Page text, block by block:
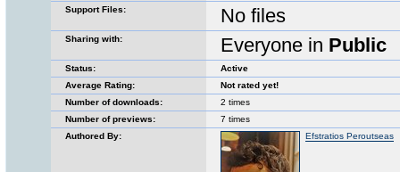
Support Files: No files
Sharing with: Everyone in Public
Status:
Active
Average Rating:
Not rated yet!
Number of downloads:
2 times
Number of previews:
7 times
Authored By:
Efstratios Peroutseas